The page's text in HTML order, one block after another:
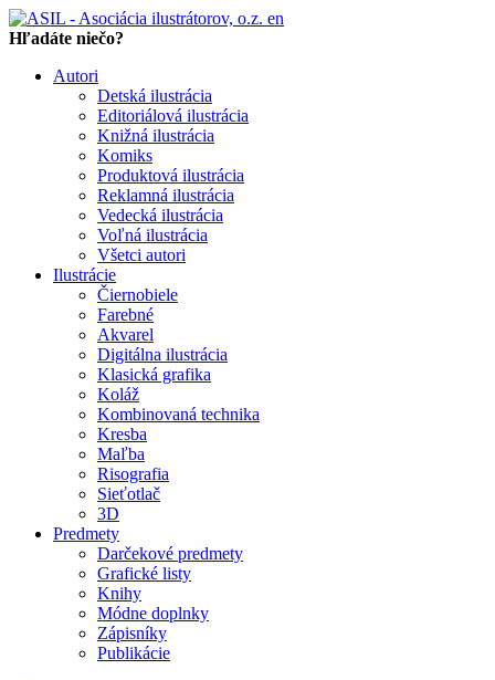
en
Hľadáte niečo?
Autori
Detská ilustrácia
Editoriálová ilustrácia
Knižná ilustrácia
Komiks
Produktová ilustrácia
Reklamná ilustrácia
Vedecká ilustrácia
Voľná ilustrácia
Všetci autori
Ilustrácie
Čiernobiele
Farebné
Akvarel
Digitálna ilustrácia
Klasická grafika
Koláž
Kombinovaná technika
Kresba
Maľba
Risografia
Sieťotlač
3D
Predmety
Darčekové predmety
Grafické listy
Knihy
Módne doplnky
Zápisníky
Publikácie